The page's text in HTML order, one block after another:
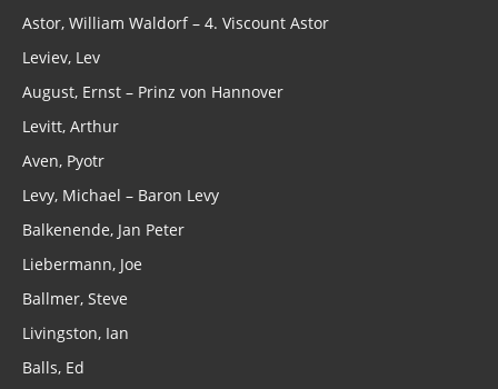
Astor, William Waldorf – 4. Viscount Astor
Leviev, Lev
August, Ernst – Prinz von Hannover
Levitt, Arthur
Aven, Pyotr
Levy, Michael – Baron Levy
Balkenende, Jan Peter
Liebermann, Joe
Ballmer, Steve
Livingston, Ian
Balls, Ed